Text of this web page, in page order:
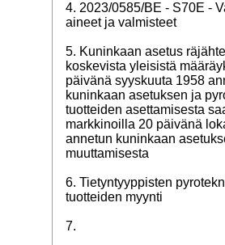
4. 2023/0585/BE - S70E -
aineet ja valmisteet
5. Kuninkaan asetus
koskevista yleisistä
päivänä syyskuuta 1958
kuninkaan asetuksen ja
tuotteiden asettamisesta
markkinoilla 20 päivänä
annetun kuninkaan
muuttamisesta
6. Tietyntyyppisten
tuotteiden myynti
7.